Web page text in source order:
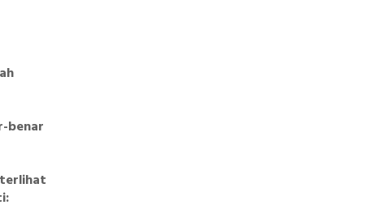
benar
terlihat